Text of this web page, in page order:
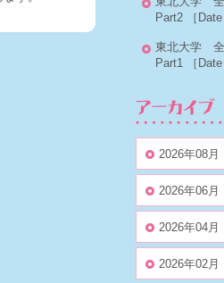
Part2
［
東北大学
Part1
［
2026年08月
2026年06月
2026年04月
2026年02月